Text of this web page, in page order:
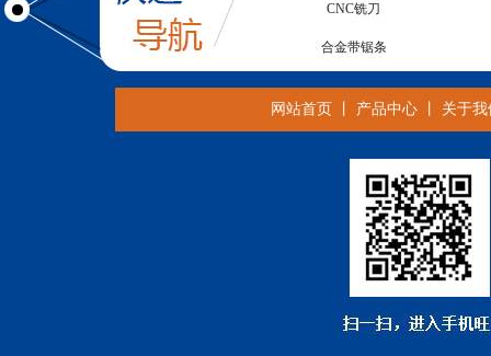
合金铣刀
CNC铣刀
合金带锯条
亚克力锯片
金刚石螺旋铣刀
合金锯条
双金属锯条
网站首页 产品中心 关于我